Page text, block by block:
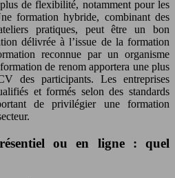
de flexibilité, notamment pour les
formation hybride, combinant des
pratiques, peut être un bon
délivrée à l’issue de la formation
reconnue par un organisme
de renom apportera une plus
des participants. Les entreprises
et formés selon des standards
de privilégier une formation
ou en ligne : quel